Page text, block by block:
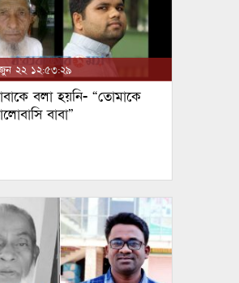
২২ ১২:৫৩:২৯
বলা হয়নি- “তোমাকে
বাবা”